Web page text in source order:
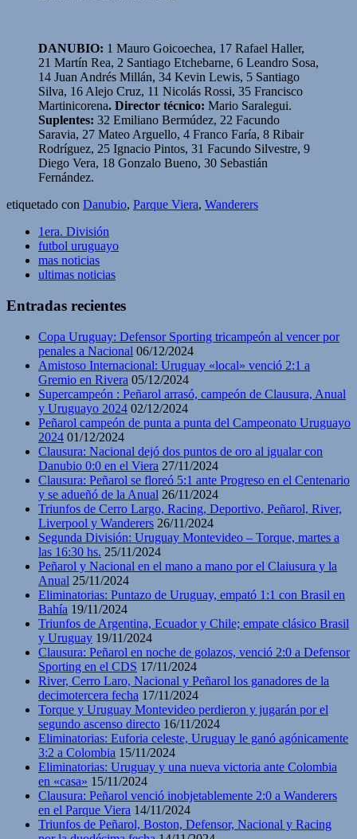
DANUBIO: 1 Mauro Goicoechea, 17 Rafael Haller,
21 Martín Rea, 2 Santiago Etchebarne, 6 Leandro Sosa,
14 Juan Andrés Millán, 34 Kevin Lewis, 5 Santiago
Silva, 16 Alejo Cruz, 11 Nicolás Rossi, 35 Francisco
Martinicorena. Director técnico: Mario Saralegui.
Suplentes: 32 Emiliano Bermúdez, 22 Facundo
Saravia, 27 Mateo Arguello, 4 Franco Faría, 8 Ribair
Rodríguez, 25 Ignacio Pintos, 31 Facundo Silvestre, 9
Diego Vera, 18 Gonzalo Bueno, 30 Sebastián
Fernández.
etiquetado con Danubio, Parque Viera, Wanderers
1era. División
futbol uruguayo
mas noticias
ultimas noticias
Entradas recientes
Copa Uruguay: Defensor Sporting tricampeón al vencer por
penales a Nacional 06/12/2024
Amistoso Internacional: Uruguay «local» venció 2:1 a
Gremio en Rivera 05/12/2024
Supercampeón : Peñarol arrasó, campeón de Clausura, Anual
y Uruguayo 2024 02/12/2024
Peñarol campeón de punta a punta del Campeonato Uruguayo
2024 01/12/2024
Clausura: Nacional dejó dos puntos de oro al igualar con
Danubio 0:0 en el Viera 27/11/2024
Clausura: Peñarol se floreó 5:1 ante Progreso en el Centenario
y se adueñó de la Anual 26/11/2024
Triunfos de Cerro Largo, Racing, Deportivo, Peñarol, River,
Liverpool y Wanderers 26/11/2024
Segunda División: Uruguay Montevideo – Torque, martes a
las 16:30 hs. 25/11/2024
Peñarol y Nacional en el mano a mano por el Claiusura y la
Anual 25/11/2024
Eliminatorias: Puntazo de Uruguay, empató 1:1 con Brasil en
Bahía 19/11/2024
Triunfos de Argentina, Ecuador y Chile; empate clásico Brasil
y Uruguay 19/11/2024
Clausura: Peñarol en noche de golazos, venció 2:0 a Defensor
Sporting en el CDS 17/11/2024
River, Cerro Laro, Nacional y Peñarol los ganadores de la
decimotercera fecha 17/11/2024
Torque y Uruguay Montevideo perdieron y jugarán por el
segundo ascenso directo 16/11/2024
Eliminatorias: Euforia celeste, Uruguay le ganó agónicamente
3:2 a Colombia 15/11/2024
Eliminatorias: Uruguay y una nueva victoria ante Colombia
en «casa» 15/11/2024
Clausura: Peñarol venció inobjetablemente 2:0 a Wanderers
en el Parque Viera 14/11/2024
Triunfos de Peñarol, Boston, Defensor, Nacional y Racing